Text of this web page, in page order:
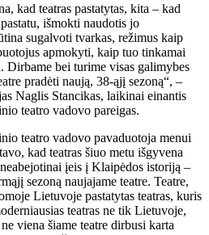
kad teatras pastatytas, kita – kad
išmokti naudotis jo
sugalvoti tvarkas, režimus kaip
apmokyti, kaip tuo tinkamai
Dirbame bei turime visas galimybes
pradėti naują, 38-ąjį sezoną“, –
Naglis Stancikas, laikinai einantis
teatro vadovo pareigas.
teatro vadovo pavaduotoja menui
kad teatras šiuo metu išgyvena
įeis į Klaipėdos istoriją –
sezoną naujajame teatre. Teatre,
Lietuvoje pastatytas teatras, kuris
teatras ne tik Lietuvoje,
viena šiame teatre dirbusi karta